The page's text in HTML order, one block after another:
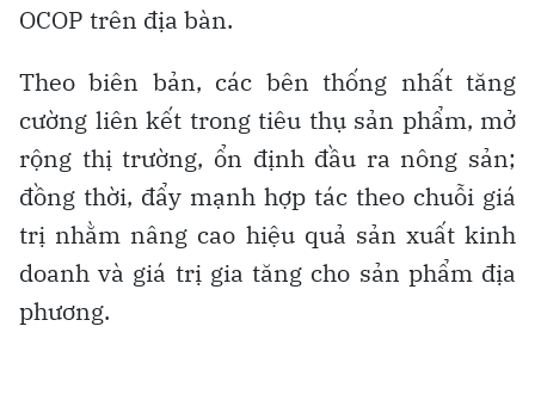
OCOP trên địa bàn.
Theo biên bản, các bên thống nhất tăng
cường liên kết trong tiêu thụ sản phẩm, mở
rộng thị trường, ổn định đầu ra nông sản;
đồng thời, đẩy mạnh hợp tác theo chuỗi giá
trị nhằm nâng cao hiệu quả sản xuất kinh
doanh và giá trị gia tăng cho sản phẩm địa
phương.